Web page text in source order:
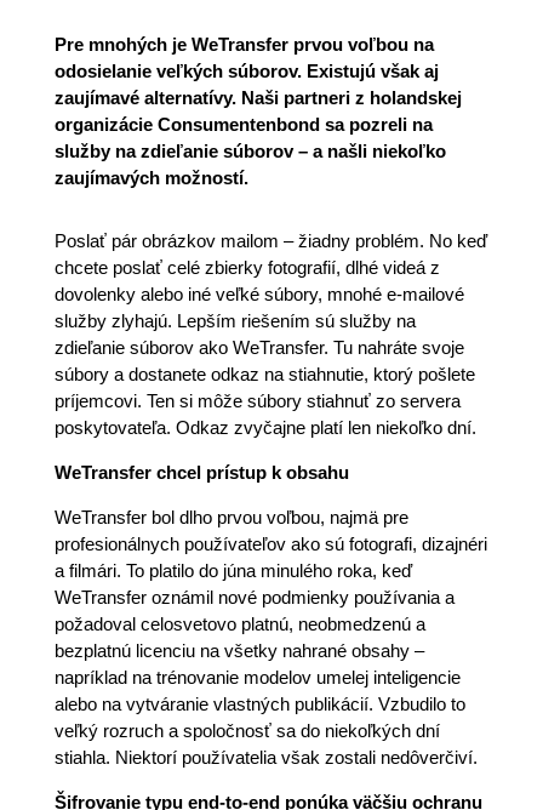
Pre mnohých je WeTransfer prvou voľbou na
odosielanie veľkých súborov. Existujú však aj
zaujímavé alternatívy. Naši partneri z holandskej
organizácie Consumentenbond sa pozreli na
služby na zdieľanie súborov – a našli niekoľko
zaujímavých možností.
Poslať pár obrázkov mailom – žiadny problém. No keď
chcete poslať celé zbierky fotografií, dlhé videá z
dovolenky alebo iné veľké súbory, mnohé e-mailové
služby zlyhajú. Lepším riešením sú služby na
zdieľanie súborov ako WeTransfer. Tu nahráte svoje
súbory a dostanete odkaz na stiahnutie, ktorý pošlete
príjemcovi. Ten si môže súbory stiahnuť zo servera
poskytovateľa. Odkaz zvyčajne platí len niekoľko dní.
WeTransfer chcel prístup k obsahu
WeTransfer bol dlho prvou voľbou, najmä pre
profesionálnych používateľov ako sú fotografi, dizajnéri
a filmári. To platilo do júna minulého roka, keď
WeTransfer oznámil nové podmienky používania a
požadoval celosvetovo platnú, neobmedzenú a
bezplatnú licenciu na všetky nahrané obsahy –
napríklad na trénovanie modelov umelej inteligencie
alebo na vytváranie vlastných publikácií. Vzbudilo to
veľký rozruch a spoločnosť sa do niekoľkých dní
stiahla. Niektorí používatelia však zostali nedôverčiví.
Šifrovanie typu end-to-end ponúka väčšiu ochranu